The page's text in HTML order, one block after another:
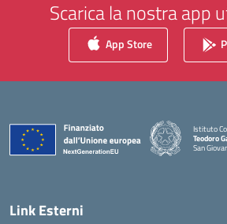
Scarica la nostra app
App Store
Istituto
Teodoro
San
Link Esterni